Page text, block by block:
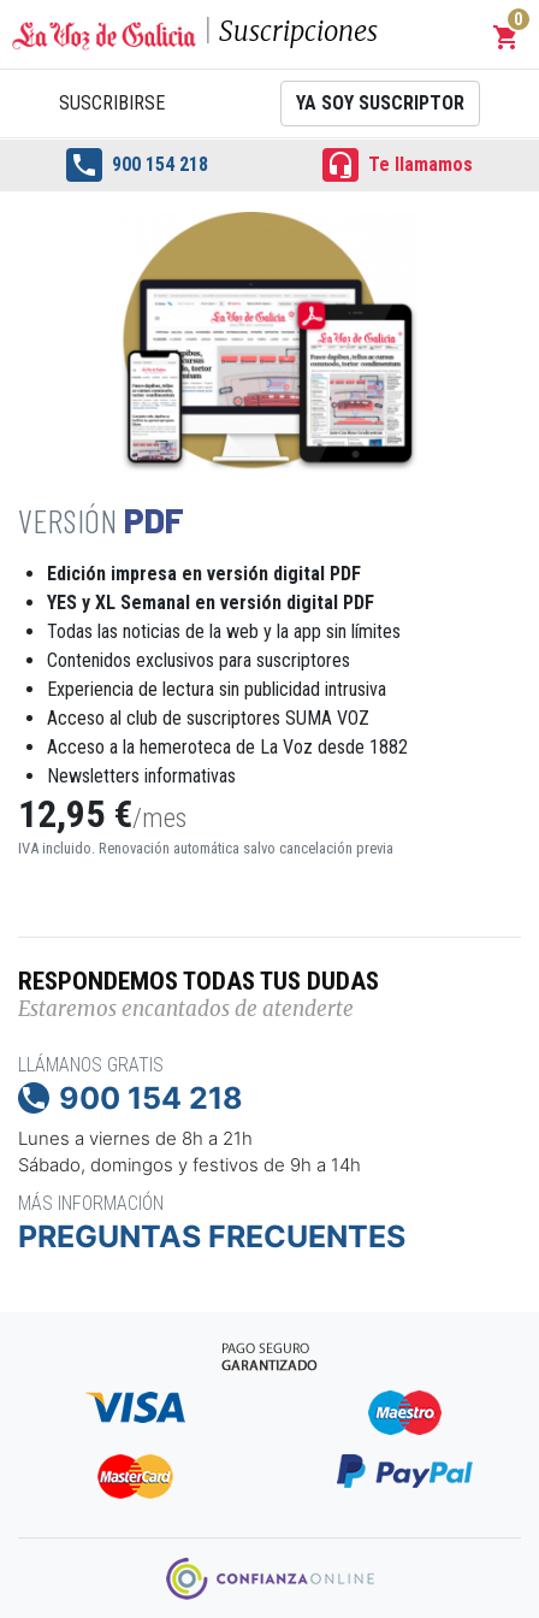
Suscripciones shopping_cart
0
SUSCRIBIRSE YA SOY SUSCRIPTOR
 900 154 218  Te llamamos
PDF
Edición impresa en versión digital PDF
YES y XL Semanal en versión digital PDF
Todas las noticias de la web y la app sin límites
Contenidos exclusivos para suscriptores
Experiencia de lectura sin publicidad intrusiva
Acceso al club de suscriptores SUMA VOZ
Acceso a la hemeroteca de La Voz desde 1882
Newsletters informativas
12,95 €/mes
IVA incluido. Renovación automática salvo cancelación previa
RESPONDEMOS TODAS TUS DUDAS
Estaremos encantados de atenderte
LLÁMANOS GRATIS
 900 154 218
Lunes a viernes de 8h a 21h
Sábado, domingos y festivos de 9h a 14h
MÁS INFORMACIÓN
PREGUNTAS FRECUENTES